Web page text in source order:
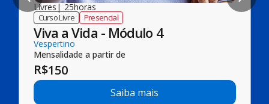
Livres| 25horas
Curso Livre Presencial
Viva a Vida - Módulo 4
Vespertino
Mensalidade a partir de
R$150
Saiba mais